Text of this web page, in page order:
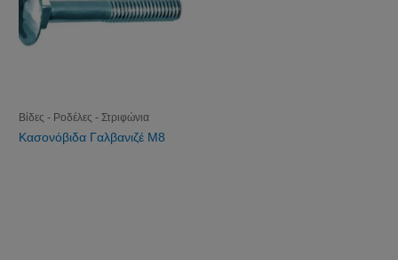
Βίδες - Ροδέλες - Στριφώνια
Κασονόβιδα Γαλβανιζέ M8